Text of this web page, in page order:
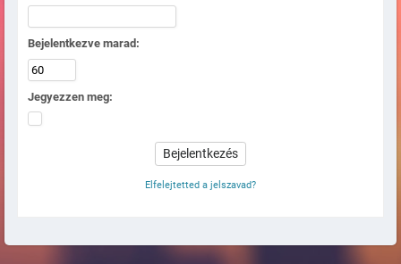
Bejelentkezve marad:
Jegyezzen meg:
Elfelejtetted a jelszavad?